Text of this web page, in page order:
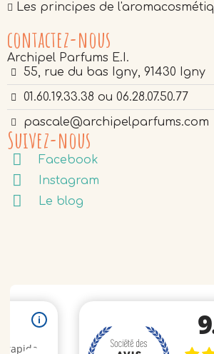
Les principes de
contactez-nous
Archipel Parfums E.I.
55, rue du bas Igny, 91430 Igny
01.60.19.33.38 ou 06.28.07.50.77
pascale@archipelparfums.com
Suivez-nous
Facebook
Instagram
Le blog